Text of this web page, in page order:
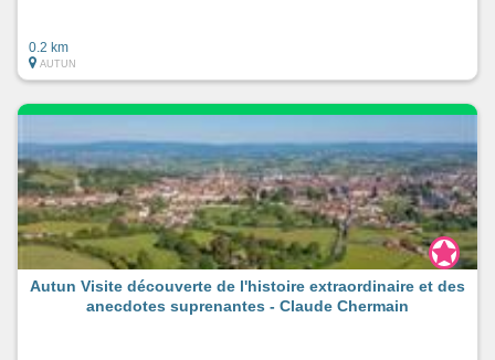
0.2 km
AUTUN
Autun Visite découverte de l'histoire extraordinaire et des
anecdotes suprenantes - Claude Chermain